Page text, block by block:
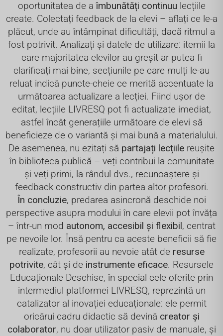
oportunitatea de aîmbunătăți continuu lecțiile
create. Colectați feedback de la elevi – aflați ce le-a
plăcut, unde au întâmpinat dificultăți, dacă ritmul a
fost potrivit. Analizați și datele de utilizare: itemii la
care majoritatea elevilor au greșit ar putea fi
clarificați mai bine, secțiunile pe care mulți le-au
reluat indică puncte-cheie ce merită accentuate la
următoarea actualizare a lecției. Fiind ușor de
editat, lecțiile LIVRESQ pot fi actualizate imediat,
astfel încât generațiile următoare de elevi să
beneficieze de o variantă și mai bună a materialului.
De asemenea, nu ezitați să partajați lecțiile reușite
în biblioteca publică – veți contribui la comunitate
și veți primi, la rândul dvs., recunoaștere și
feedback constructiv din partea altor profesori.
În concluzie, predarea asincronă deschide noi
perspective asupra modului în care elevii pot învăța
– într-un mod autonom, accesibil și flexibil, centrat
pe nevoile lor. Însă pentru ca aceste beneficii să fie
realizate, profesorii au nevoie atât de resurse
potrivite, cât și de instrumente eficace. Resursele
Educaționale Deschise, în special cele oferite prin
intermediul platformei LIVRESQ, reprezintă un
catalizator al inovației educaționale: ele permit
oricărui cadru didactic să devină creator și
colaborator, nu doar utilizator pasiv de manuale, și